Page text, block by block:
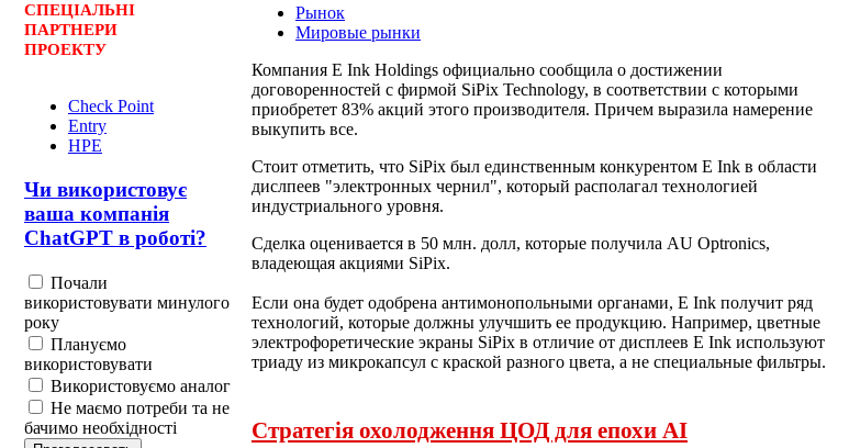
СПЕЦІАЛЬНІ
ПАРТНЕРИ
ПРОЕКТУ
Check Point
Entry
HPE
Чи використовує
ваша компанія
ChatGPT в роботі?
Почали
використовувати минулого
року
Плануємо
використовувати
Використовуємо аналог
Не маємо потреби та не
бачимо необхідності
Рынок
Мировые рынки
Компания E Ink Holdings официально сообщила о достижении
договоренностей с фирмой SiPix Technology, в соответствии с которыми
приобретет 83% акций этого производителя. Причем выразила намерение
выкупить все.
Стоит отметить, что SiPix был единственным конкурентом E Ink в области
дислпеев "электронных чернил", который располагал технологией
индустриального уровня.
Сделка оценивается в 50 млн. долл, которые получила AU Optronics,
владеющая акциями SiPix.
Если она будет одобрена антимонопольными органами, E Ink получит ряд
технологий, которые должны улучшить ее продукцию. Например, цветные
электрофоретические экраны SiPix в отличие от дисплеев E Ink используют
триаду из микрокапсул с краской разного цвета, а не специальные фильтры.
Стратегія охолодження ЦОД для епохи AI